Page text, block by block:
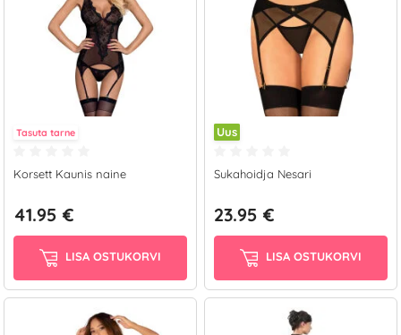
Tasuta tarne
Korsett Kaunis naine
41.95 €
LISA OSTUKORVI
Uus
Sukahoidja Nesari
23.95 €
LISA OSTUKORVI